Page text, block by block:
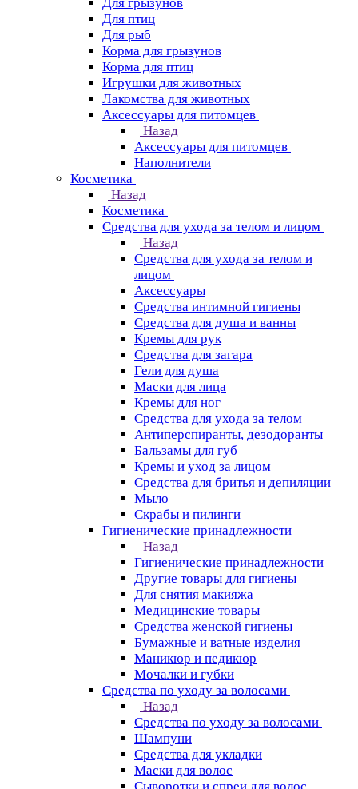
Для птиц
Для рыб
Корма для грызунов
Корма для птиц
Игрушки для животных
Лакомства для животных
Аксессуары для питомцев
Назад
Аксессуары для питомцев
Наполнители
Косметика
Назад
Косметика
Средства для ухода за телом и лицом
Назад
Средства для ухода за телом и
лицом
Аксессуары
Средства интимной гигиены
Средства для душа и ванны
Кремы для рук
Средства для загара
Гели для душа
Маски для лица
Кремы для ног
Средства для ухода за телом
Антиперспиранты, дезодоранты
Бальзамы для губ
Кремы и уход за лицом
Средства для бритья и депиляции
Мыло
Скрабы и пилинги
Гигиенические принадлежности
Назад
Гигиенические принадлежности
Другие товары для гигиены
Для снятия макияжа
Медицинские товары
Средства женской гигиены
Бумажные и ватные изделия
Маникюр и педикюр
Мочалки и губки
Средства по уходу за волосами
Назад
Средства по уходу за волосами
Шампуни
Средства для укладки
Маски для волос